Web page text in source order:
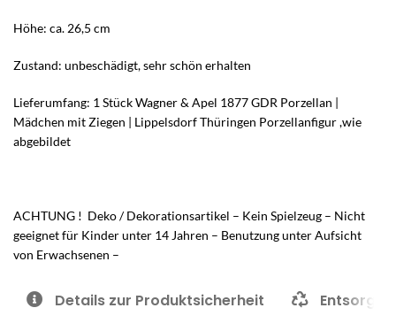
Höhe: ca. 26,5 cm
Zustand: unbeschädigt, sehr schön erhalten
Lieferumfang: 1 Stück Wagner & Apel 1877 GDR Porzellan |
Mädchen mit Ziegen | Lippelsdorf Thüringen Porzellanfigur ,wie
abgebildet
ACHTUNG ! Deko / Dekorationsartikel – Kein Spielzeug – Nicht
geeignet für Kinder unter 14 Jahren – Benutzung unter Aufsicht
von Erwachsenen –
Details zur Produktsicherheit